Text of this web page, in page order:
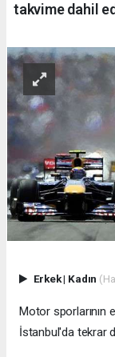
takvime dahil
Erkek| Kadın
Motor sporlarının
İstanbul'da tekrar